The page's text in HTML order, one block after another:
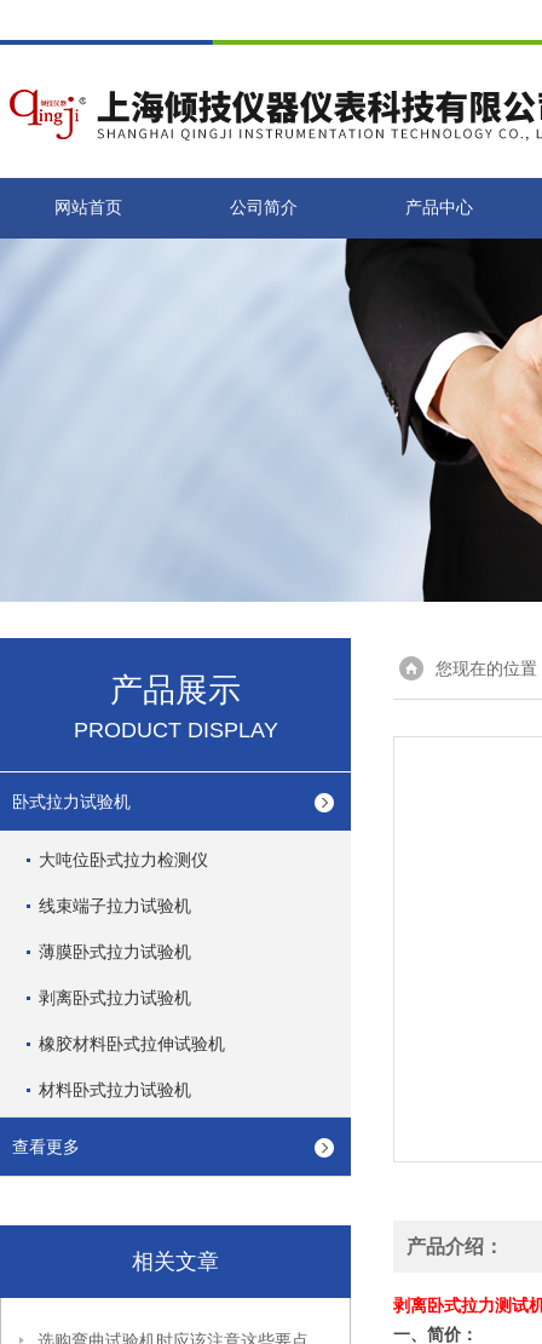
网站首页 公司简介 产品中心
产品展示
PRODUCT DISPLAY
卧式拉力试验机
大吨位卧式拉力检测仪
线束端子拉力试验机
薄膜卧式拉力试验机
剥离卧式拉力试验机
橡胶材料卧式拉伸试验机
材料卧式拉力试验机
查看更多
相关文章
您现在的位置
产品介绍：
剥离卧式拉力测试
一、简价：